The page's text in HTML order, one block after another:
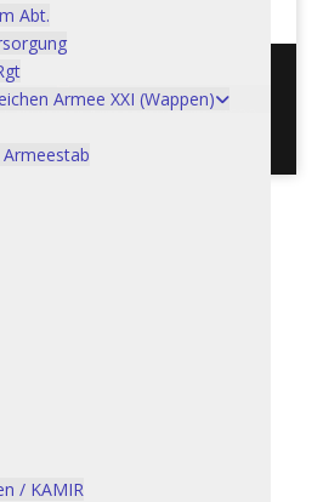
Abt.
Armee XXI (Wappen)
/ KAMIR
Schweizer Armeemuseum, 3600
info@armeemuseum.ch